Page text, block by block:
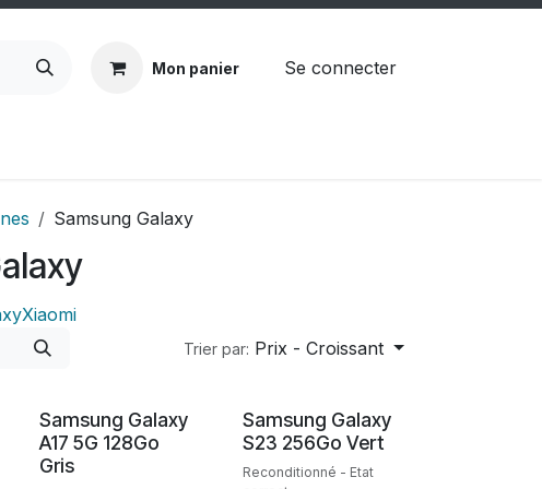
Mon panier Se connecter
Samsung Galaxy
Xiaomi
Trier par: Prix - Croissant
Neuf
Samsung Galaxy
A17 5G 128Go
Gris
Reconditionné
Samsung Galaxy
S23 256Go Vert
Reconditionné - Etat